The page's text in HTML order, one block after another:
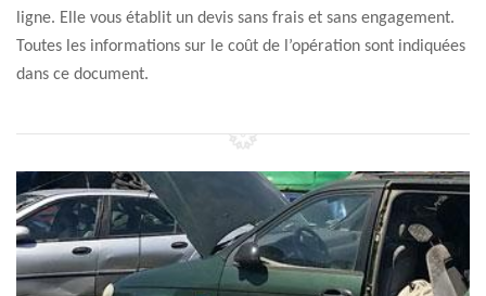
ligne. Elle vous établit un devis sans frais et sans engagement.
Toutes les informations sur le coût de l’opération sont indiquées
dans ce document.